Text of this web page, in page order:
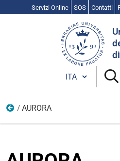
Servizi Online SOS Contatti
Cambia lingua
Unife Inclusiva
AURORA